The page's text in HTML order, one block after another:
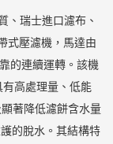
、瑞士進口濾布、
式壓濾機，馬達由
的連續運轉。該機
高處理量、低能
著降低濾餅含水量
的脫水。其結構特